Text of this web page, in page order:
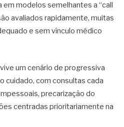
modelos semelhantes a “call
avaliados rapidamente, muitas
e sem vínculo médico
um cenário de progressiva
cuidado, com consultas cada
precarização do
centradas prioritariamente na